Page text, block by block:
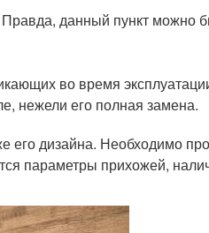
Правда, данный пункт можно
во время
нежели его полная замена.
дизайна. Необходимо
параметры прихожей,